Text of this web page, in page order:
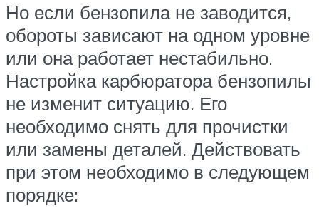
Но если бензопила не заводится,
обороты зависают на одном уровне
или она работает нестабильно.
Настройка карбюратора бензопилы
не изменит ситуацию. Его
необходимо снять для прочистки
или замены деталей. Действовать
при этом необходимо в следующем
порядке: